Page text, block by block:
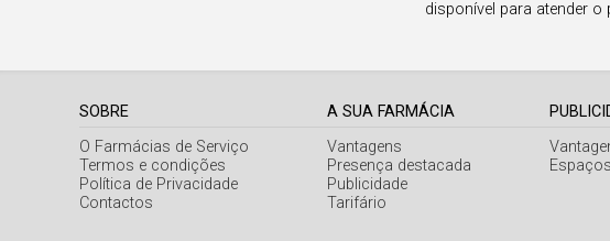
disponível para atender
SOBRE
O Farmácias de Serviço
Termos e condições
Política de Privacidade
Contactos
A SUA FARMÁCIA
Vantagens
Presença destacada
Publicidade
Tarifário
Espaços